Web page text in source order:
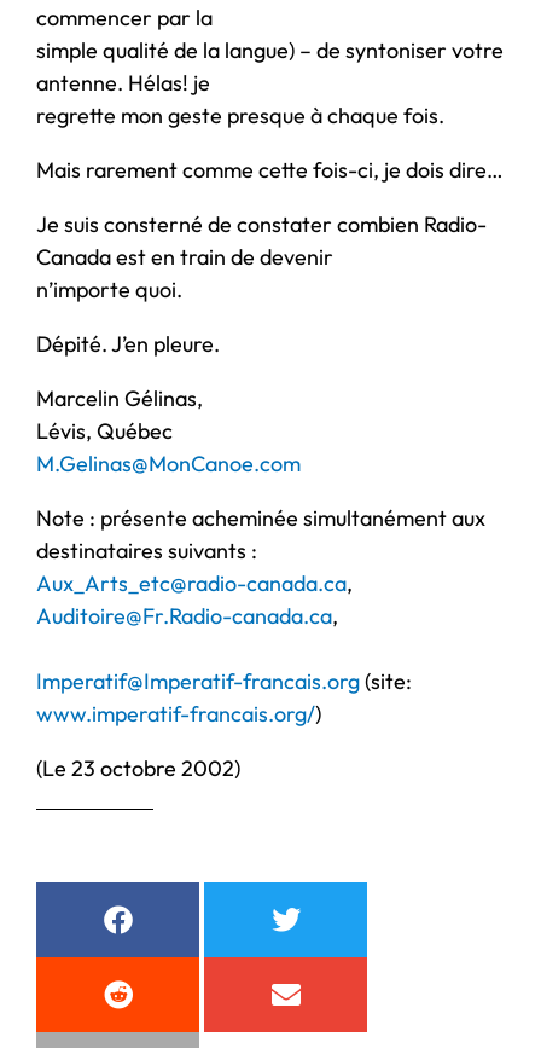
commencer par la
simple qualité de la langue) – de syntoniser votre
antenne. Hélas! je
regrette mon geste presque à chaque fois.
Mais rarement comme cette fois-ci, je dois dire…
Je suis consterné de constater combien Radio-
Canada est en train de devenir
n’importe quoi.
Dépité. J’en pleure.
Marcelin Gélinas,
Lévis, Québec
M.Gelinas@MonCanoe.com
Note : présente acheminée simultanément aux
destinataires suivants :
Aux_Arts_etc@radio-canada.ca,
Auditoire@Fr.Radio-canada.ca,
Imperatif@Imperatif-francais.org(site:
www.imperatif-francais.org/)
(Le 23 octobre 2002)